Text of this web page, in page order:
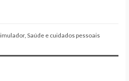
,Saúde e cuidados pessoais